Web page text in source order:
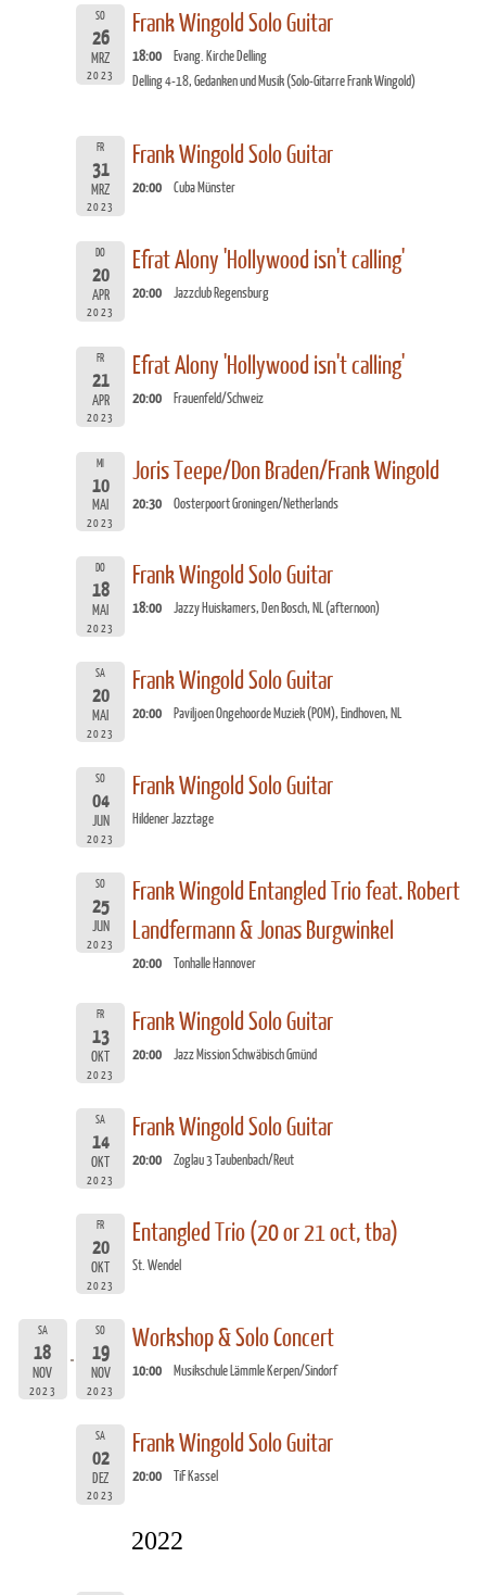
SO
26
MRZ
2023
Frank Wingold Solo Guitar
18:00
Evang. Kirche Delling
Delling 4-18, Gedanken und Musik (Solo-Gitarre Frank Wingold)
FR
31
MRZ
2023
Frank Wingold Solo Guitar
20:00 Cuba Münster
DO
20
APR
2023
Efrat Alony 'Hollywood isn't calling'
20:00 Jazzclub Regensburg
FR
21
APR
2023
Efrat Alony 'Hollywood isn't calling'
20:00 Frauenfeld/Schweiz
MI
10
MAI
2023
Joris Teepe/Don Braden/Frank Wingold
20:30 Oosterpoort Groningen/Netherlands
DO
18
MAI
2023
Frank Wingold Solo Guitar
18:00 Jazzy Huiskamers, Den Bosch, NL (afternoon)
SA
20
MAI
2023
Frank Wingold Solo Guitar
20:00 Paviljoen Ongehoorde Muziek (POM), Eindhoven, NL
SO
04
JUN
2023
Frank Wingold Solo Guitar
Hildener Jazztage
SO
25
JUN
2023
Frank Wingold Entangled Trio feat. Robert
Landfermann & Jonas Burgwinkel
20:00 Tonhalle Hannover
FR
13
OKT
2023
Frank Wingold Solo Guitar
20:00 Jazz Mission Schwäbisch Gmünd
SA
14
OKT
2023
Frank Wingold Solo Guitar
20:00 Zoglau 3 Taubenbach/Reut
FR
20
OKT
2023
Entangled Trio (20 or 21 oct, tba)
St. Wendel
SA
18
NOV
2023
SO
19
NOV
2023
Workshop & Solo Concert
10:00 Musikschule Lämmle Kerpen/Sindorf
SA
02
DEZ
2023
Frank Wingold Solo Guitar
20:00 TiF Kassel
2022